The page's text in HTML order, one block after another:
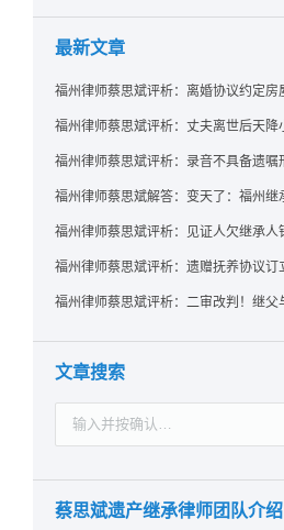
最新文章
文章搜索
蔡思斌遗产继承律师团队介绍